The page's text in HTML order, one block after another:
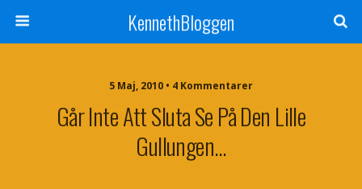
KennethBloggen
5 Maj, 2010 • 4 Kommentarer
Går Inte Att Sluta Se På Den Lille
Gullungen…